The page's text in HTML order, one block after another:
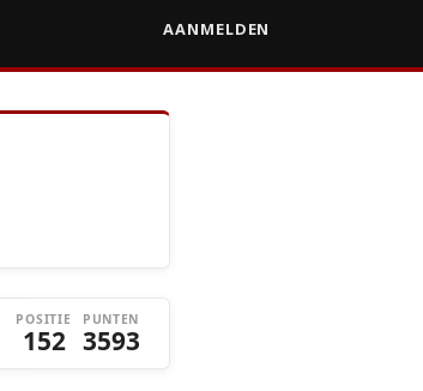
AANMELDEN
POSITIE
152
PUNTEN
3593